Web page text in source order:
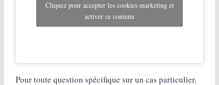
Cliquez pour accepter les cookies marketing et
activer ce contenu
Pour toute question spécifique sur un cas particulier,